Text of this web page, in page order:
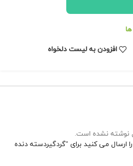
افزودن به لیست دلخواه
نوشته نشده است.
ارسال می کنید برای “گردگیردسته دنده